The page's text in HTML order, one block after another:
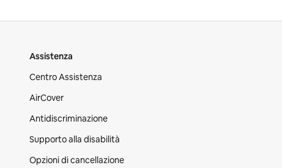
Assistenza
Centro Assistenza
AirCover
Antidiscriminazione
Supporto alla disabilità
Opzioni di cancellazione